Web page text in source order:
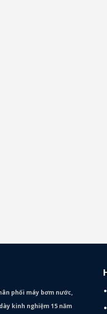
phối máy bơm nước,
kinh nghiệm 15 năm